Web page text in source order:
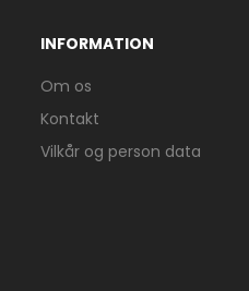
INFORMATION
Om os
Kontakt
Vilkår og person data